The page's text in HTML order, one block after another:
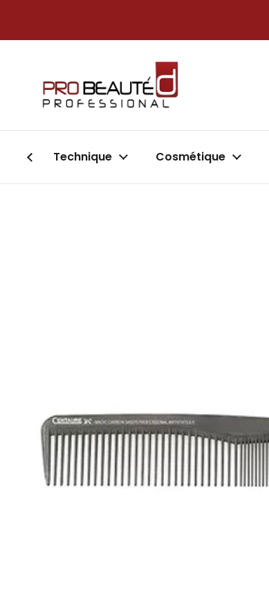
Technique Cosmétique